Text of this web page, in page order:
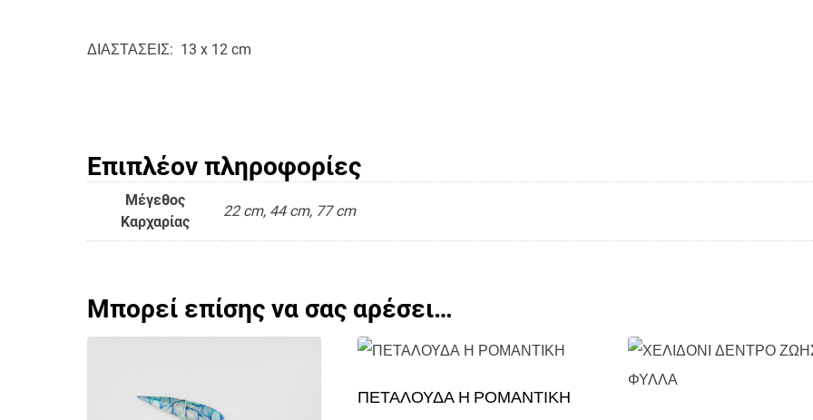
ΔΙΑΣΤΑΣΕΙΣ: 13 x 12 cm
Επιπλέον πληροφορίες
Μέγεθος
Καρχαρίας
22 cm, 44 cm, 77 cm
Μπορεί επίσης να σας αρέσει…
ΠΕΤΑΛΟΥΔΑ Η ΡΟΜΑΝΤΙΚΗ